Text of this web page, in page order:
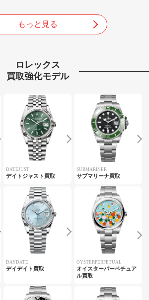
もっと見る
ロレックス
買取強化モデル
DATEJUST
デイトジャスト買取
SUBMARINER
サブマリーナ買取
DAYDATE
デイデイト買取
OYSTERPERPETUAL
オイスターパーペチュア
ル買取